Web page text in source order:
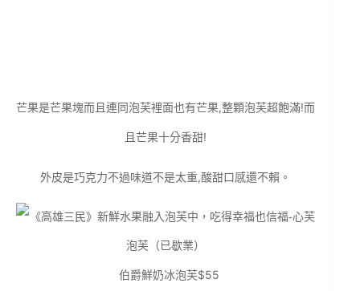
芒果是芒果塊而且連同泡芙裡面也有芒果,整顆泡芙超飽滿!而
且芒果十分香甜!
外皮是巧克力不過味道不是太重,酸甜口感還不賴。
伯爵鮮奶冰泡芙$55